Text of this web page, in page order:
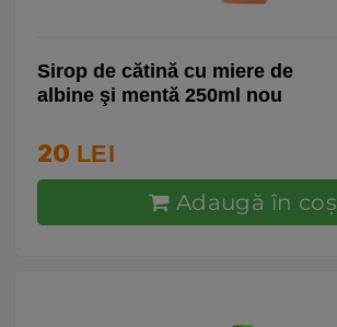
Sirop de cătină cu miere de
albine şi mentă 250ml nou
20 LEI
Adaugă în coş